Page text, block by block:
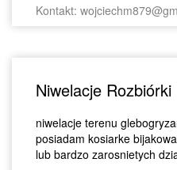
Kontakt:
Niwelacje
niwelacje terenu
posiadam kosiarke
lub bardzo zarosnietych